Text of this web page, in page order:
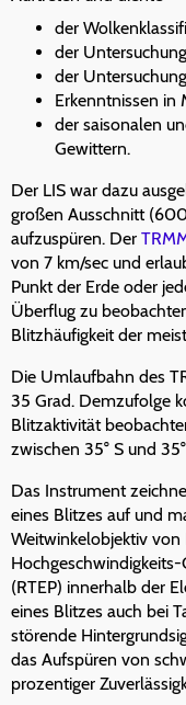
der
der
der
Erkenntnissen in
der saisonalen
Gewittern.
Der LIS war dazu
großen Ausschnitt
aufzuspüren. Der
von 7 km/sec und
Punkt der Erde oder
Überflug zu
Blitzhäufigkeit der
Die Umlaufbahn des
35 Grad. Demzufolge
Blitzaktivität
zwischen 35° S und
Das Instrument
eines Blitzes auf und
Weitwinkelobjektiv
Hochgeschwindigkeits-
(RTEP) innerhalb der
eines Blitzes auch bei
störende
das Aufspüren von
prozentiger